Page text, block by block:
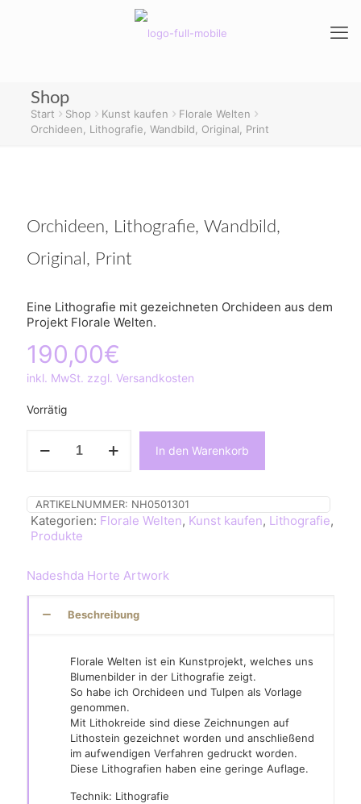
Shop
Start Shop Kunst kaufen
Florale Welten
Orchideen, Lithografie, Wandbild, Original, Print
Orchideen, Lithografie, Wandbild,
Original, Print
Eine Lithografie mit gezeichneten Orchideen aus dem
Projekt Florale Welten.
190,00€
inkl. MwSt. zzgl. Versandkosten
Vorrätig
Lithografie,
Print
Menge
In den Warenkorb
ARTIKELNUMMER: NH0501301
Kategorien: Florale Welten, Kunst kaufen, Lithografie,
Produkte
Nadeshda Horte Artwork
Beschreibung
Florale Welten ist ein Kunstprojekt, welches uns
Blumenbilder in der Lithografie zeigt.
So habe ich Orchideen und Tulpen als Vorlage
genommen.
Mit Lithokreide sind diese Zeichnungen auf
Lithostein gezeichnet worden und anschließend
im aufwendigen Verfahren gedruckt worden.
Diese Lithografien haben eine geringe Auflage.
Technik: Lithografie